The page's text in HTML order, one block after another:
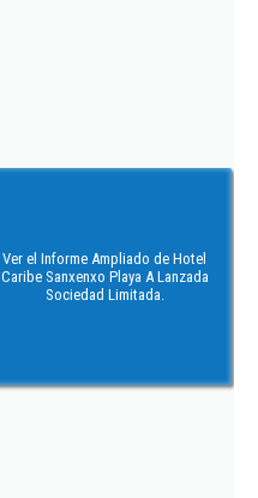
Ver el Informe Ampliado de Hotel
Caribe Sanxenxo Playa A Lanzada
Sociedad Limitada.